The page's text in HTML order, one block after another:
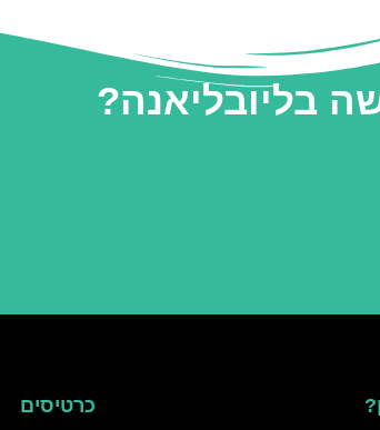
בליובליאנה?
כרטיסים